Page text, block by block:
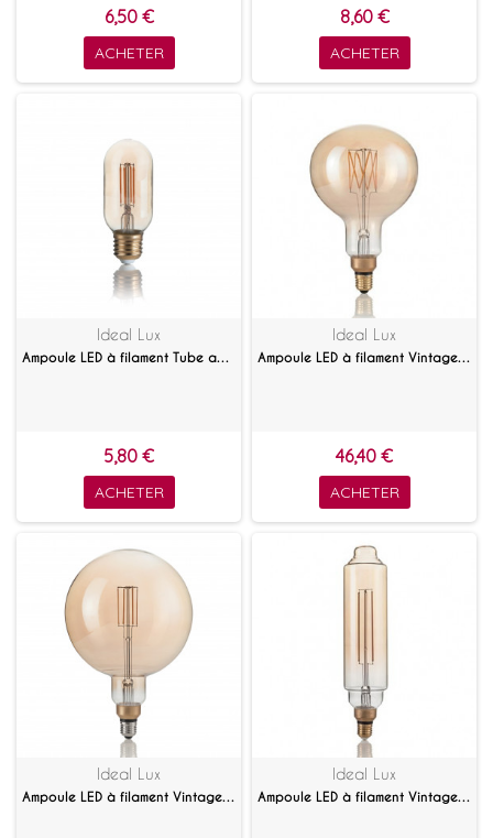
6,50 €
ACHETER
8,60 €
ACHETER
Ideal Lux
Ampoule LED à filament Tube ambrée 4 W E27
5,80 €
ACHETER
Ideal Lux
Ampoule LED à filament Vintage XL ambrée 4 W E27
46,40 €
ACHETER
Ideal Lux
Ampoule LED à filament Vintage XL ambrée 4 W E27
Ideal Lux
Ampoule LED à filament Vintage XL Tube ambrée 4 W E27